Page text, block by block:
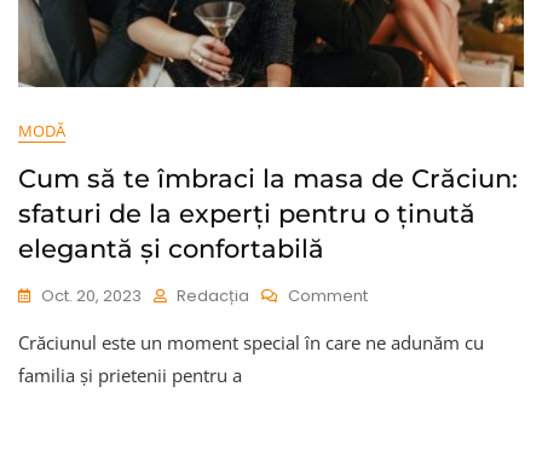
MODĂ
Cum să te îmbraci la masa de Crăciun:
sfaturi de la experți pentru o ținută
elegantă și confortabilă
Oct. 20, 2023 Redacția CommentOn
Să
Crăciunul este un moment special în care ne adunăm cu
familia și prietenii pentru a